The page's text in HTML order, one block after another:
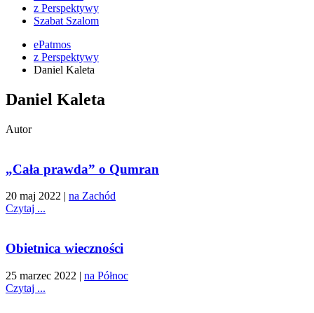
z Perspektywy
Szabat Szalom
ePatmos
z Perspektywy
Daniel Kaleta
Daniel Kaleta
Autor
„Cała prawda” o Qumran
20 maj 2022 | na Zachód
Czytaj ...
Obietnica wieczności
25 marzec 2022 | na Północ
Czytaj ...